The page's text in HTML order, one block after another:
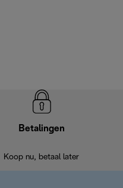
Betalingen
Koop nu, betaal later